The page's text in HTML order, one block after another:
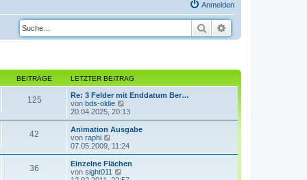
Anmelden
Suche
BEITRÄGE LETZTER BEITRAG
125
Re: 3 Felder mit Enddatum Ber…
von bds-oldie
e
u
e
s
t
B
e
20.04.2025, 20:13
42
Animation Ausgabe
von raphi
e
u
e
s
t
07.05.2009, 11:24
36
Einzelne Flächen
von sight011